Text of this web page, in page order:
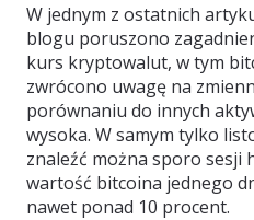
W jednym z ostatnich
blogu poruszono
kurs kryptowalut, w tym
zwrócono uwagę na
porównaniu do innych
wysoka. W samym tylko
znaleźć można sporo sesji
wartość bitcoina jednego
nawet ponad 10 procent.